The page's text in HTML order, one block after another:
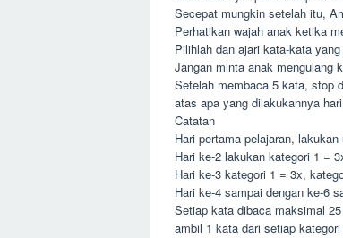
Secepat mungkin setelah itu,
Perhatikan wajah anak ketika
Pilihlah dan ajari kata-kata
Jangan minta anak mengulang
Setelah membaca 5 kata, stop
atas apa yang dilakukannya
Catatan
Hari pertama pelajaran,
Hari ke-2 lakukan kategori 1 =
Hari ke-3 kategori 1 = 3x,
Hari ke-4 sampai dengan ke-6
Setiap kata dibaca maksimal
ambil 1 kata dari setiap